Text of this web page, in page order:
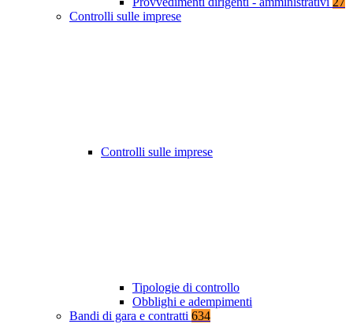
Controlli sulle imprese
Controlli sulle imprese
Tipologie di controllo
Obblighi e adempimenti
Bandi di gara e contratti 634